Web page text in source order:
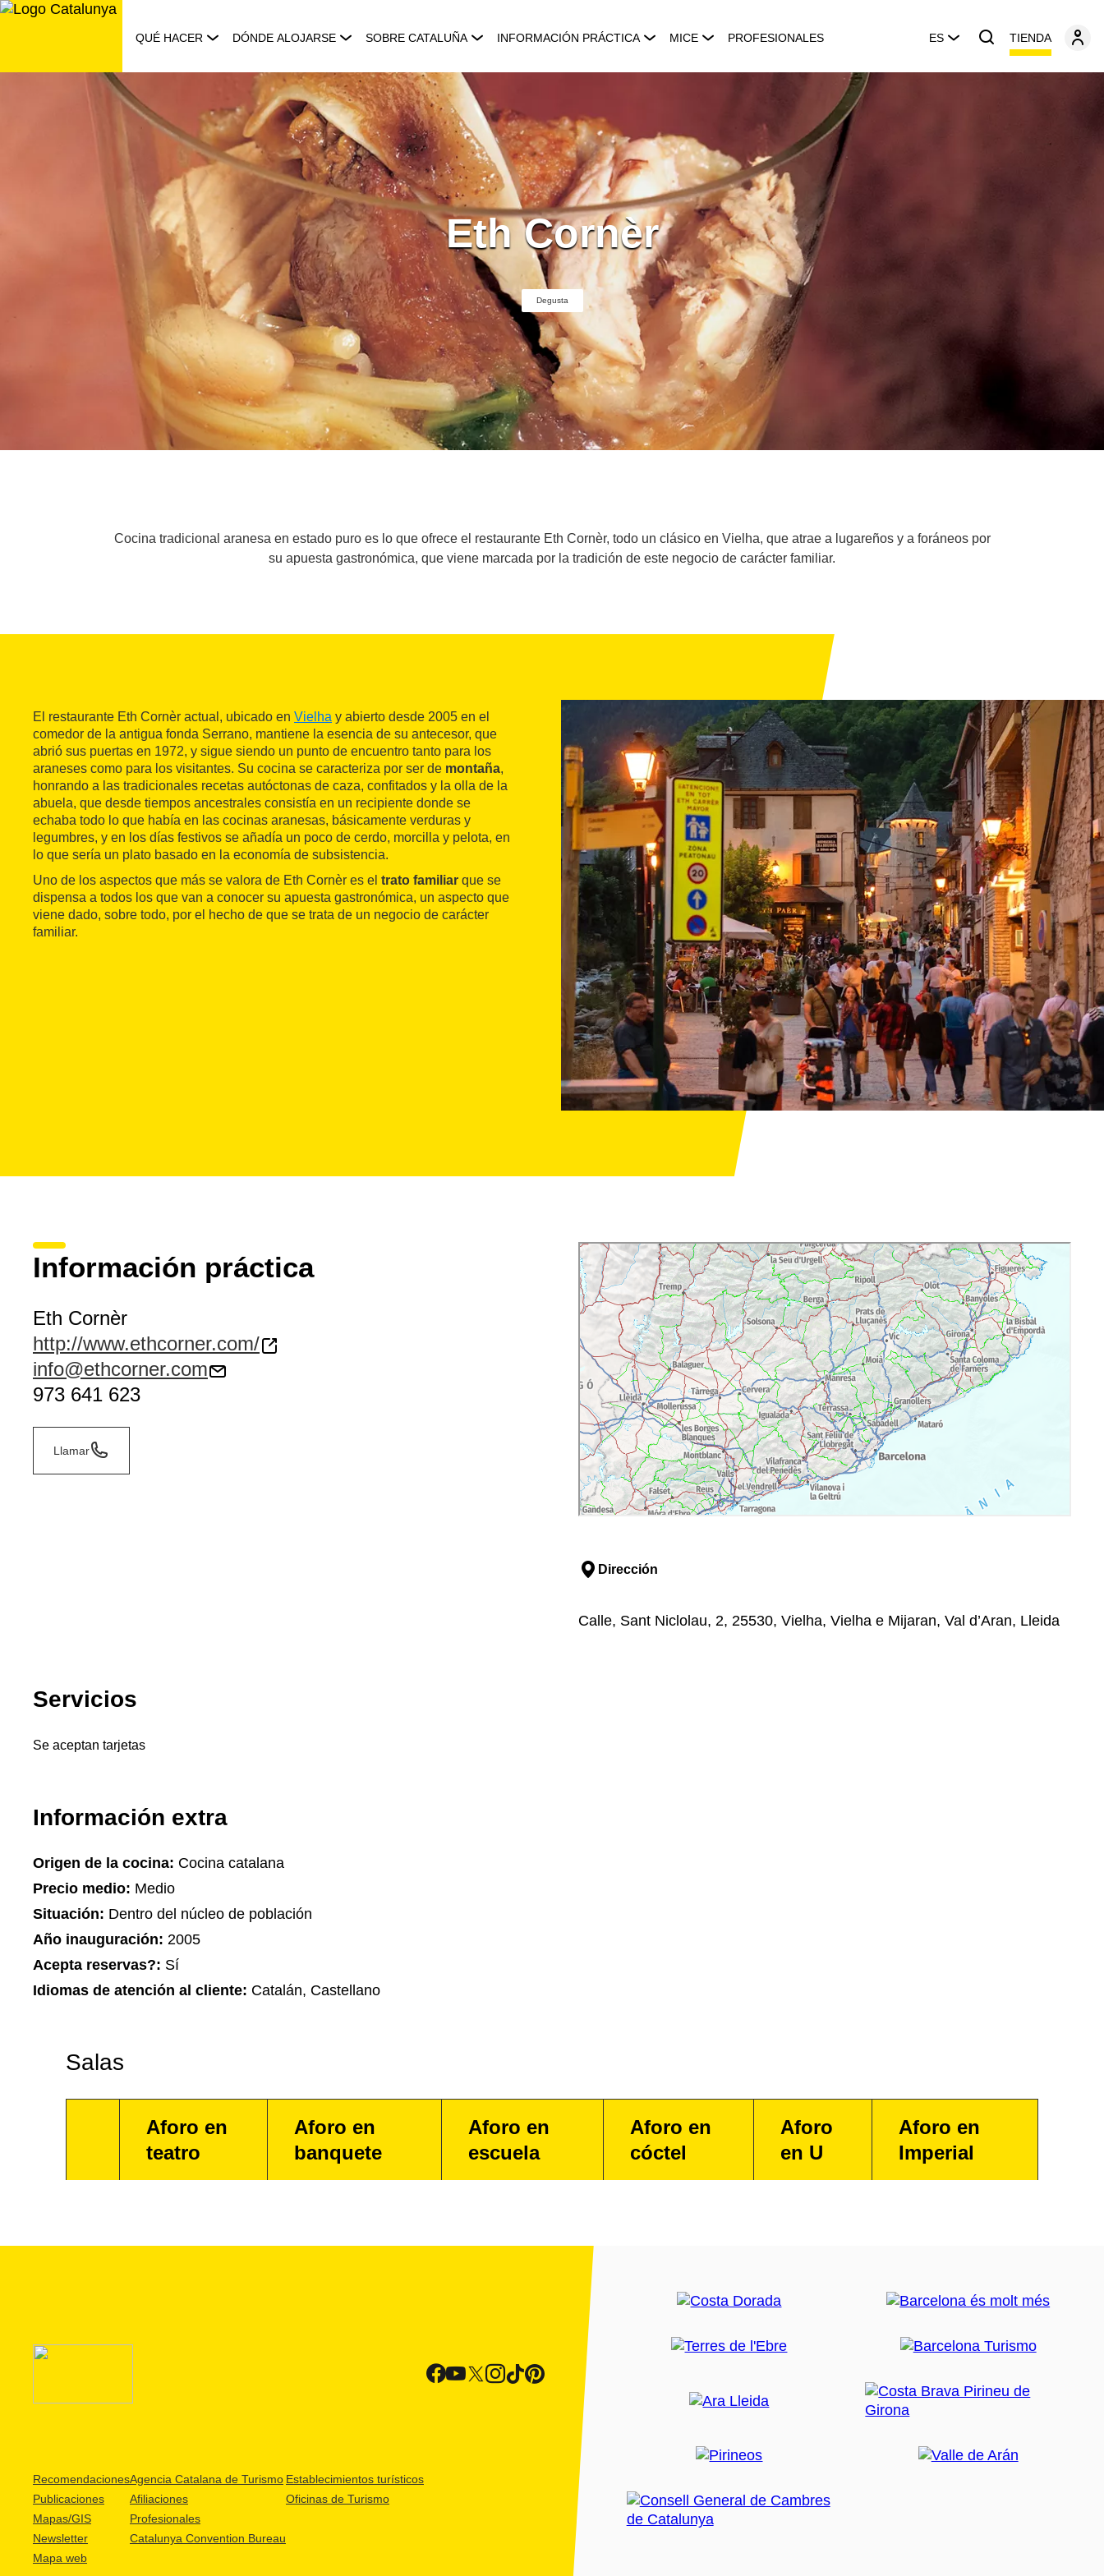
Saltar
QUÉ HACER DÓNDE ALOJARSE SOBRE CATALUÑA INFORMACIÓN PRÁCTICA MICE PROFESIONALES ES TIENDA
Eth Cornèr
Degusta
Cocina tradicional aranesa en estado puro es lo que ofrece el restaurante Eth Cornèr, todo un clásico en Vielha, que atrae a lugareños y a foráneos por
su apuesta gastronómica, que viene marcada por la tradición de este negocio de carácter familiar.
El restaurante Eth Cornèr actual, ubicado en Vielha y abierto desde 2005 en el
comedor de la antigua fonda Serrano, mantiene la esencia de su antecesor, que
abrió sus puertas en 1972, y sigue siendo un punto de encuentro tanto para los
araneses como para los visitantes. Su cocina se caracteriza por ser de montaña,
honrando a las tradicionales recetas autóctonas de caza, confitados y la olla de la
abuela, que desde tiempos ancestrales consistía en un recipiente donde se
echaba todo lo que había en las cocinas aranesas, básicamente verduras y
legumbres, y en los días festivos se añadía un poco de cerdo, morcilla y pelota, en
lo que sería un plato basado en la economía de subsistencia.
Uno de los aspectos que más se valora de Eth Cornèr es el trato familiar que se
dispensa a todos los que van a conocer su apuesta gastronómica, un aspecto que
viene dado, sobre todo, por el hecho de que se trata de un negocio de carácter
familiar.
Información práctica
Eth Cornèr
http://www.ethcorner.com/
info@ethcorner.com
973 641 623
Llamar
Dirección
Calle, Sant Niclolau, 2, 25530, Vielha, Vielha e Mijaran, Val d’Aran, Lleida
Servicios
Se aceptan tarjetas
Información extra
Origen de la cocina: Cocina catalana
Precio medio: Medio
Situación: Dentro del núcleo de población
Año inauguración: 2005
Acepta reservas?: Sí
Idiomas de atención al cliente: Catalán, Castellano
Salas
Aforo en
teatro
Aforo en
banquete
Aforo en
escuela
Aforo en
cóctel
Aforo
en U
Aforo en
Imperial
Recomendaciones
Publicaciones
Mapas/GIS
Newsletter
Mapa web
Agencia Catalana de Turismo
Afiliaciones
Profesionales
Catalunya Convention Bureau
Establecimientos turísticos
Oficinas de Turismo